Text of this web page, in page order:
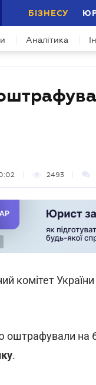
БІЗНЕСУ
Аналітика
2493
комітет
оштрафували на
.